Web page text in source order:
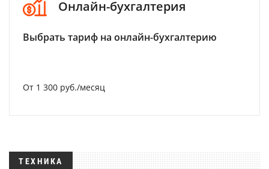
Онлайн-бухгалтерия
Выбрать тариф на онлайн-бухгалтерию
От 1 300 руб./месяц
ТЕХНИКА